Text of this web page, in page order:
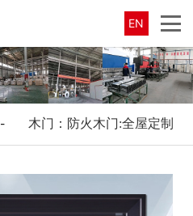
EN
- 木门：防火木门:全屋定制